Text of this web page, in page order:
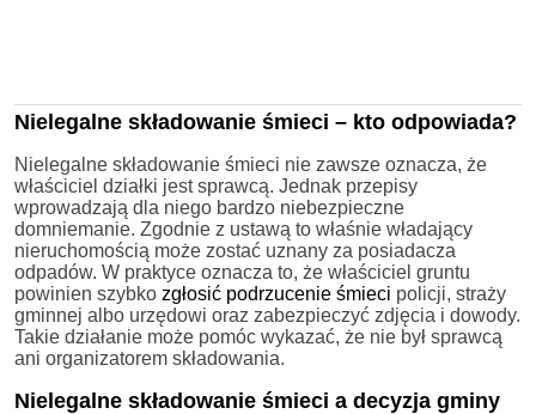
Nielegalne składowanie śmieci – kto odpowiada?
Nielegalne składowanie śmieci nie zawsze oznacza, że
właściciel działki jest sprawcą. Jednak przepisy
wprowadzają dla niego bardzo niebezpieczne
domniemanie. Zgodnie z ustawą to właśnie władający
nieruchomością może zostać uznany za posiadacza
odpadów. W praktyce oznacza to, że właściciel gruntu
powinien szybko zgłosić podrzucenie śmieci policji, straży
gminnej albo urzędowi oraz zabezpieczyć zdjęcia i dowody.
Takie działanie może pomóc wykazać, że nie był sprawcą
ani organizatorem składowania.
Nielegalne składowanie śmieci a decyzja gminy